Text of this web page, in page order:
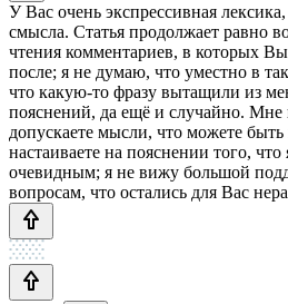
У Вас очень экспрессивная лексика,
смысла. Статья продолжает равно
чтения комментариев, в которых Вы
после; я не думаю, что уместно в
что какую-то фразу вытащили из
пояснений, да ещё и случайно. Мне
допускаете мысли, что можете
настаиваете на пояснении того,
очевидным; я не вижу большой
вопросам, что остались для Вас